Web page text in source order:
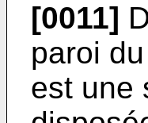
[0011]
paroi
est une